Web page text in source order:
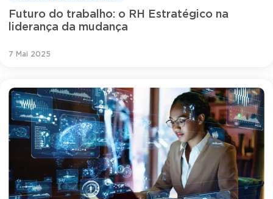
Futuro do trabalho: o RH Estratégico na
liderança da mudança
7 Mai 2025